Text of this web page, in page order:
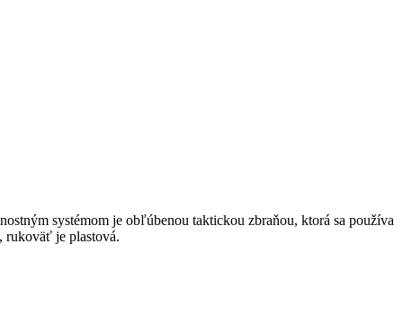
systémom je obľúbenou taktickou zbraňou, ktorá sa používa
rukoväť je plastová.